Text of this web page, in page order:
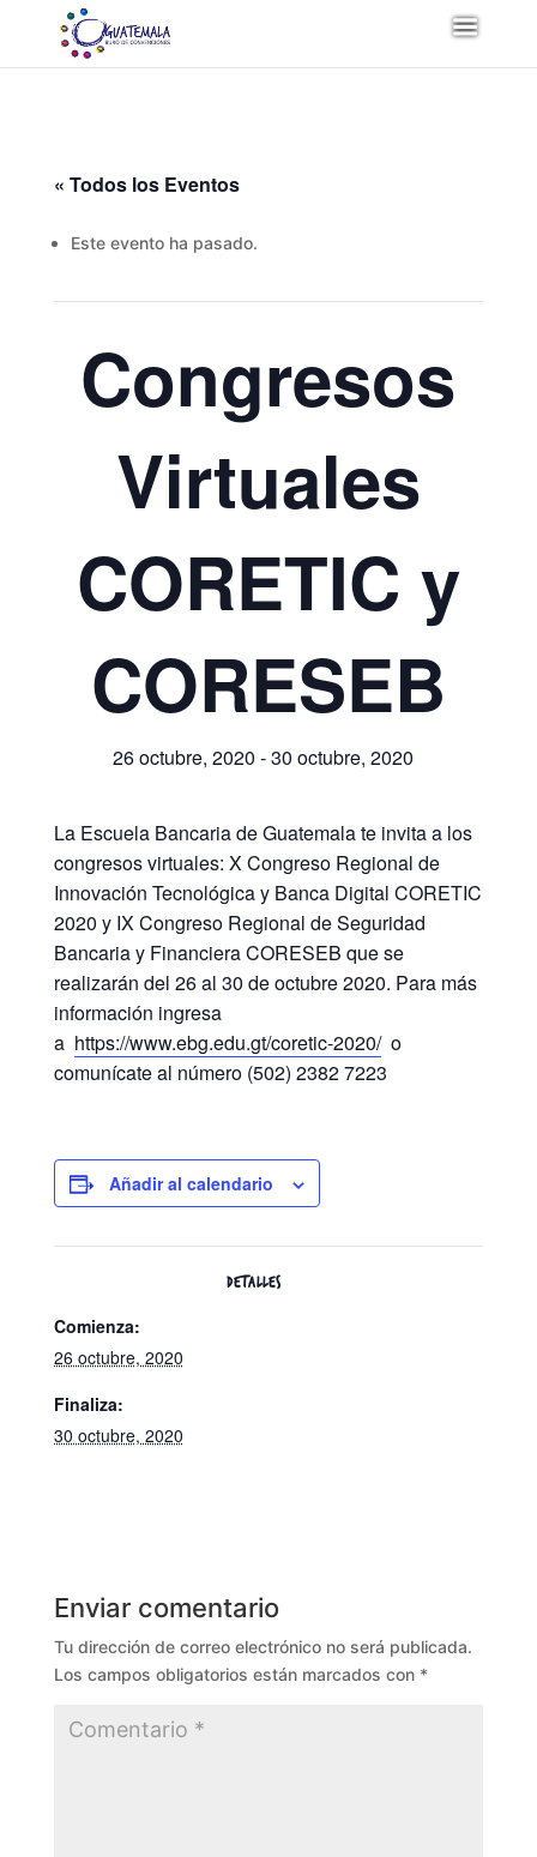
« Todos los Eventos
Este evento ha pasado.
Congresos
Virtuales
CORETIC y
CORESEB
26 octubre, 2020 -30 octubre, 2020
La Escuela Bancaria de Guatemala te invita a los
congresos virtuales: X Congreso Regional de
Innovación Tecnológica y Banca Digital CORETIC
2020 y IX Congreso Regional de Seguridad
Bancaria y Financiera CORESEB que se
realizarán del 26 al 30 de octubre 2020. Para más
información ingresa
a https://www.ebg.edu.gt/coretic-2020/o
comunícate al número (502) 2382 7223
Añadir al calendario
DETALLES
Comienza:
26 octubre, 2020
Finaliza:
30 octubre, 2020
Enviar comentario
Tu dirección de correo electrónico no será publicada.
Los campos obligatorios están marcados con *